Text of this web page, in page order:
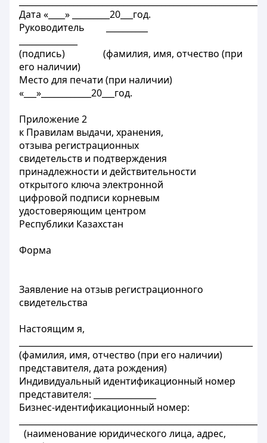
Дата «____» _________20___год.
Руководитель __________
(подпись) (фамилия, имя, отчество (при
его наличии)
Место для печати (при наличии)
«___»____________20___год.
Приложение 2
к Правилам выдачи, хранения,
отзыва регистрационных
свидетельств и подтверждения
принадлежности и действительности
открытого ключа электронной
цифровой подписи корневым
удостоверяющим центром
Республики Казахстан
Форма
Заявление на отзыв регистрационного
свидетельства
Настоящим я,
(фамилия, имя, отчество (при его наличии)
представителя, дата рождения)
Индивидуальный идентификационный номер
представителя: _______________
Бизнес-идентификационный номер:
(наименование юридического лица, адрес,